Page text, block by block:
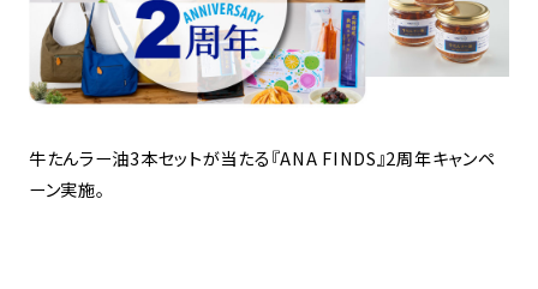
牛たんラー油3本セットが当たる『ANA FINDS』2周年キャンペ
ーン実施。